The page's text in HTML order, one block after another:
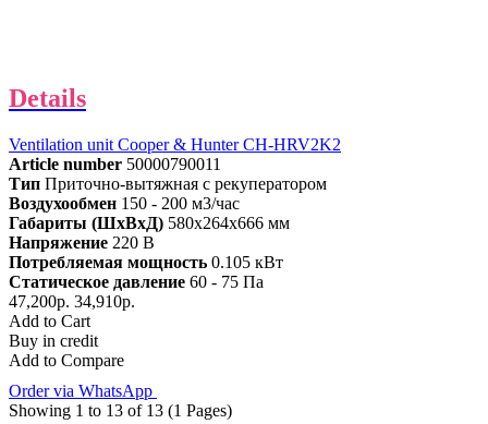
Details
Ventilation unit Cooper & Hunter CH-HRV2K2
Article number 50000790011
Тип Приточно-вытяжная с рекуператором
Воздухообмен 150 - 200 м3/час
Габариты (ШхВхД) 580x264x666 мм
Напряжение 220 В
Потребляемая мощность 0.105 кВт
Статическое давление 60 - 75 Па
47,200р. 34,910р.
Add to Cart
Buy in credit
Add to Compare
Order via WhatsApp
Showing 1 to 13 of 13 (1 Pages)